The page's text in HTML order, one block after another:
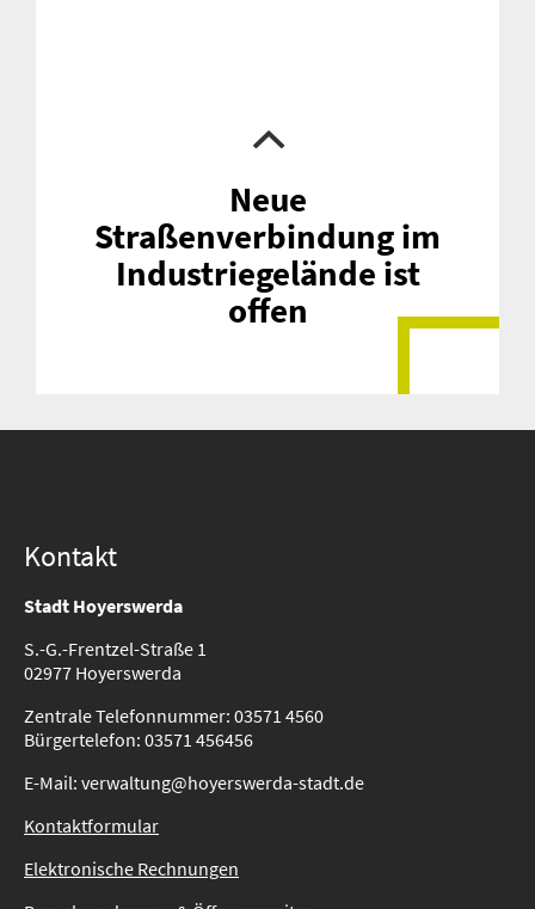
Neue
Straßenverbindung im
Industriegelände ist
offen
Kontakt
Stadt Hoyerswerda
S.-G.-Frentzel-Straße 1
02977 Hoyerswerda
Zentrale Telefonnummer: 03571 4560
Bürgertelefon: 03571 456456
E-Mail: verwaltung@hoyerswerda-stadt.de
Kontaktformular
Elektronische Rechnungen